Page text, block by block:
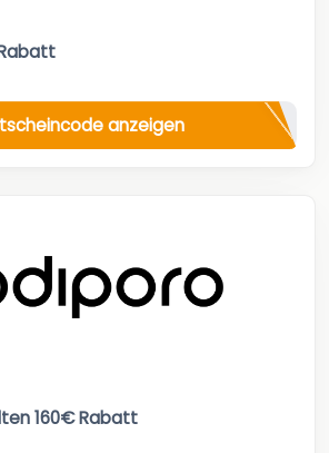
anzeigen
160€ Rabatt